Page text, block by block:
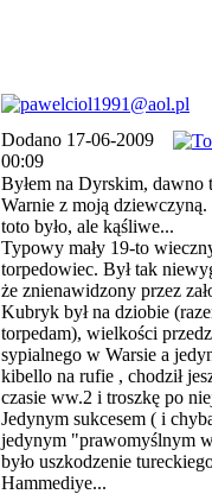
Dodano 17-06-2009
00:09
Byłem na Dyrskim, dawno
Warnie z moją dziewczyną.
toto było, ale kąśliwe...
Typowy mały 19-to
torpedowiec. Był tak
że znienawidzony przez
Kubryk był na dziobie
torpedam), wielkości
sypialnego w Warsie a
kibello na rufie , chodził
czasie ww.2 i troszkę po
Jedynym sukcesem ( i
jedynym "prawomyślnym
było uszkodzenie
Hammediye...